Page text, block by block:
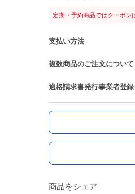
定期・予約商品ではクーポン
支払い方法
複数商品のご注文について
適格請求書発行事業者登録
商品をシェア